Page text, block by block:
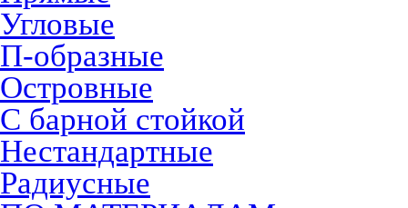
Угловые
П-образные
Островные
С барной стойкой
Нестандартные
Радиусные